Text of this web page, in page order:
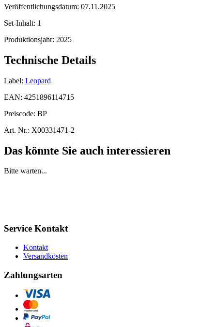
Veröffentlichungsdatum: 07.11.2025
Set-Inhalt: 1
Produktionsjahr: 2025
Technische Details
Label: Leopard
EAN: 4251896114715
Preiscode: BP
Art. Nr.: X00331471-2
Das könnte Sie auch interessieren
Bitte warten...
Service Kontakt
Kontakt
Versandkosten
Zahlungsarten